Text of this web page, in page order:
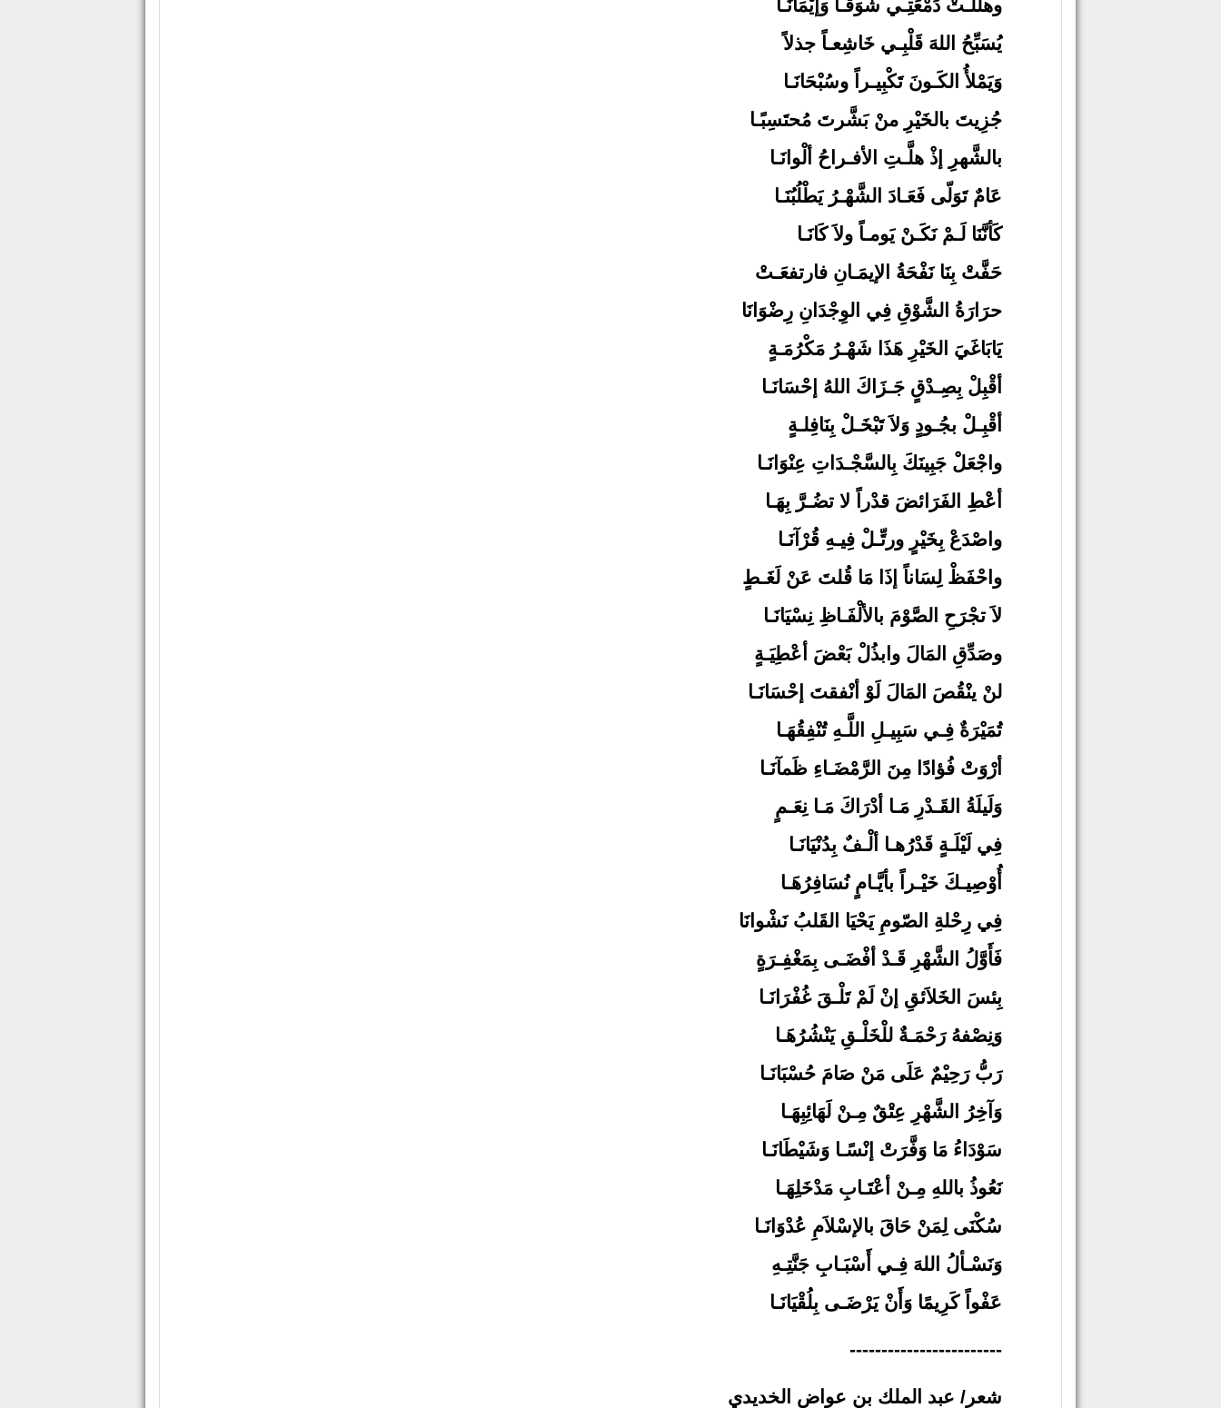
وهلَّلَـتْ دَمْعَتِـي شَوَقـاً وَإيْمَانَـا
يُسَبِّحُ اللهَ قَلْبِـي خَاشِعـاً جذلاً
وَيَمْلأُ الكَـونَ تَكْبِيـراً وسُبْحَانَـا
جُزِيتَ بالخَيْرِ منْ بَشَّرتَ مُحتَسِبًـا
بالشَّهرِ إذْ هلَّـتِ الأفـراحُ ألْوانَـا
عَامٌ تَوَلّى فَعَـادَ الشَّهْـرُ يَطْلُبُنَـا
كَأنَّنَا لَـمْ نَكَـنْ يَومـاً ولاَ كَانَـا
حَفَّتْ بِنَا نَفْحَةُ الإيمَـانِ فارتفعَـتْ
حرَارَةُ الشَّوْقِ فِي الوِجْدَانِ رِضْوَانَا
يَابَاغَيَ الخَيْرِ هَذَا شَهْـرُ مَكْرُمَـةٍ
أقْبِلْ بِصِـدْقٍ جَـزَاكَ اللهُ إحْسَانَـا
أقْبِـلْ بجُـودٍ وَلاَ تَبْخَـلْ بِنَافِلـةٍ
واجْعَلْ جَبِينَكَ بِالسَّجْـدَاتِ عِنْوَانَـا
أعْطِ الفَرَائضَ قدْراً لا تضُـرَّ بِهَـا
واصْدَعْ بِخَيْرٍ ورتِّـلْ فِيـهِ قُرْآنَـا
واحْفَظْ لِسَاناً إذَا مَا قُلتَ عَنْ لَغَـطٍ
لاَ تجْرَحِ الصَّوْمَ بالألْفَـاظِ نِسْيَانَـا
وصَدِّقِ المَالَ وابذُلْ بَعْضَ أعْطِيَـةٍ
لنْ ينْقُصَ المَالَ لَوْ أنْفقتَ إحْسَانَـا
تُمَيْرَةٌ فِـي سَبِيـلِ اللَّـهِ تُنْفِقُهَـا
أرْوَتْ فُؤادًا مِنَ الرَّمْضَـاءِ ظَمآنَـا
وَلَيلَةُ القَـدْرِ مَـا أدْرَاكَ مَـا نِعَـمٍ
فِي لَيْلَـةٍ قَدْرُهـا ألْـفٌ بِدُنْيَانَـا
أُوْصِيـكَ خَيْـراً بأيَّـامٍ نُسَافِرُهَـا
فِي رِحْلةِ الصّومِ يَحْيَا القَلبُ نَشْوانَا
فَأَوَّلُ الشَّهْرِ قَـدْ أفْضَـى بِمَغْفِـرَةٍ
بِئسَ الخَلاَئقِ إنْ لَمْ تَلْـقَ غُفْرَانَـا
وَنِصْفهُ رَحْمَـةٌ للْخَلْـقِ يَنْشُرُهَـا
رَبُّ رَحِيْمٌ عَلَى مَنْ صَامَ حُسْبَانَـا
وَآخِرُ الشَّهْرِ عِتْقٌ مِـنْ لَهَائِبِهَـا
سَوْدَاءُ مَا وَفَّرَتْ إنْسًـا وَشَيْطَانَـا
نَعُوذُ باللهِ مِـنْ أعْتَـابِ مَدْخَلِهَـا
سُكْنَى لِمَنْ حَاقَ بالإسْلاَمِ عُدْوَانَـا
وَنَسْـألُ اللهَ فِـي أَسْبَـابِ جَنَّتِـهِ
عَفْواً كَرِيمًا وَأَنْ يَرْضَـى بِلُقْيَانَـا
------------------------
شعر/ عبد الملك بن عواض الخديدي